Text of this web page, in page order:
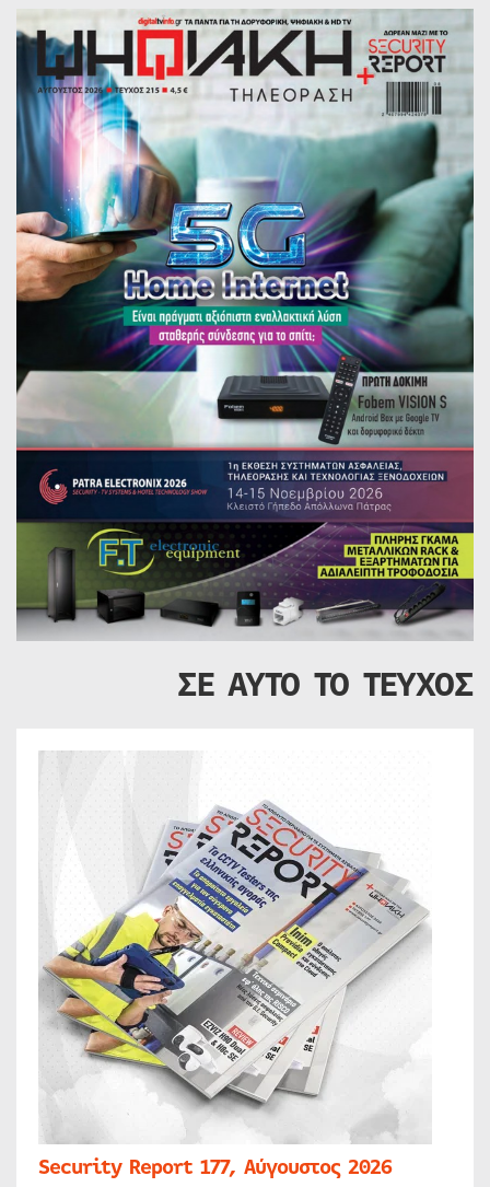
ΣΕ ΑΥΤΟ ΤΟ ΤΕΥΧΟΣ
Security Report 177, Αύγουστος 2026